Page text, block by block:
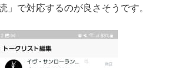
」で対応するのが良さそうです。